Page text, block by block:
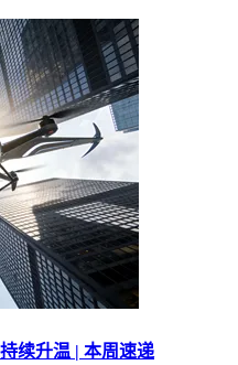
续升温 | 本周速递